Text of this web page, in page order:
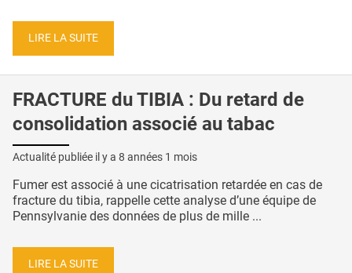
LIRE LA SUITE
FRACTURE du TIBIA : Du retard de
consolidation associé au tabac
Actualité publiée il y a 8 années 1 mois
Fumer est associé à une cicatrisation retardée en cas de
fracture du tibia, rappelle cette analyse d’une équipe de
Pennsylvanie des données de plus de mille ...
LIRE LA SUITE